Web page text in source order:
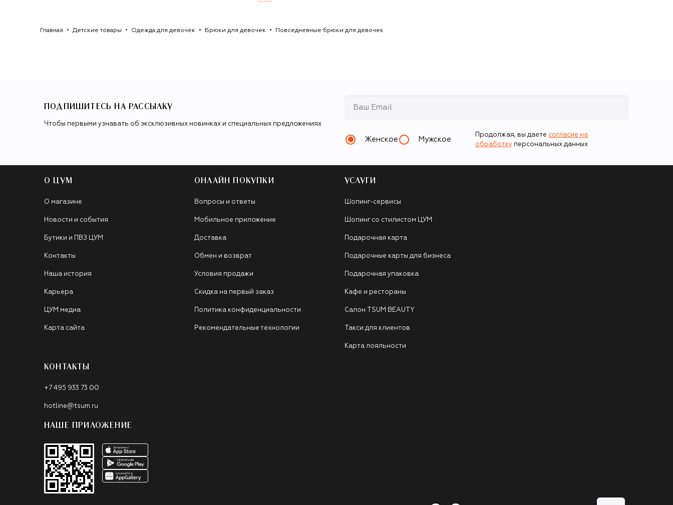
Главная Детские товары Одежда для девочек Брюки для девочек Повседневные брюки для девочек
ПОДПИШИТЕСЬ НА РАССЫЛКУ
Чтобы первыми узнавать об эксклюзивных новинках и специальных предложениях
Женское Мужское
Продолжая, вы даете согласие на
обработку персональных данных
О ЦУМ
О магазине
Новости и события
Бутики и ПВЗ ЦУМ
Контакты
Наша история
Карьера
ЦУМ медиа
Карта сайта
ОНЛАЙН ПОКУПКИ
Вопросы и ответы
Мобильное приложение
Доставка
Обмен и возврат
Условия продажи
Скидка на первый заказ
Политика конфиденциальности
Рекомендательные технологии
УСЛУГИ
Шопинг-сервисы
Шопинг со стилистом ЦУМ
Подарочная карта
Подарочные карты для бизнеса
Подарочная упаковка
Кафе и рестораны
Салон TSUM BEAUTY
Такси для клиентов
Карта лояльности
КОНТАКТЫ
+7 495 933 73 00
hotline@tsum.ru
НАШЕ ПРИЛОЖЕНИЕ